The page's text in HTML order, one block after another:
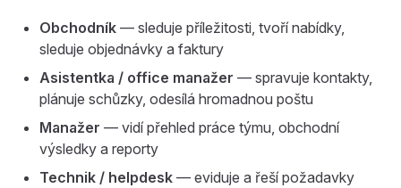
Obchodník — sleduje příležitosti, tvoří nabídky,
sleduje objednávky a faktury
Asistentka / office manažer — spravuje kontakty,
plánuje schůzky, odesílá hromadnou poštu
Manažer — vidí přehled práce týmu, obchodní
výsledky a reporty
Technik / helpdesk — eviduje a řeší požadavky